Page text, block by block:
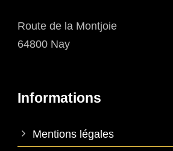
Route de la Montjoie
64800 Nay
Informations
Mentions légales